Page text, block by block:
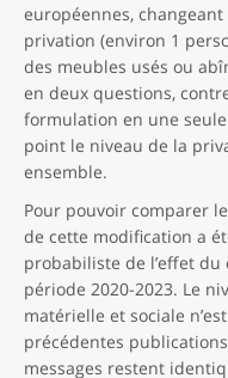
européennes,
privation (environ 1
des meubles usés ou
en deux questions,
formulation en une
point le niveau de la
ensemble.
Pour pouvoir comparer
de cette modification a
probabiliste de l’effet
période 2020-2023. Le
matérielle et sociale
précédentes
messages restent